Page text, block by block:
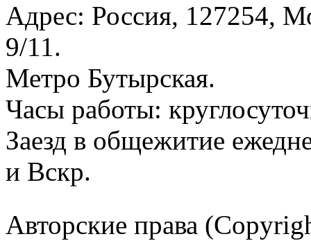
Адрес: Россия, 127254,
9/11.
Метро Бутырская.
Часы работы:
Заезд в общежитие
и Вскр.
Авторские права